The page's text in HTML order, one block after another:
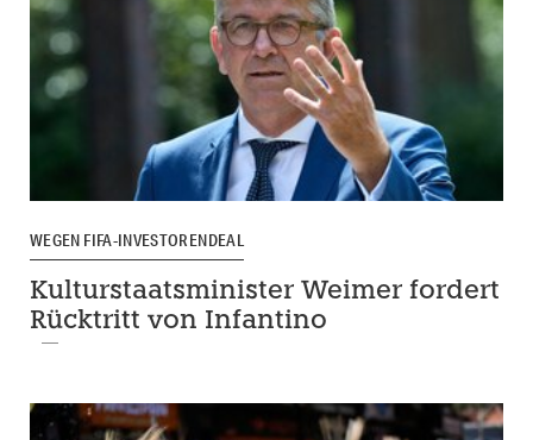
WEGEN FIFA-INVESTORENDEAL
Kulturstaatsminister Weimer fordert
Rücktritt von Infantino